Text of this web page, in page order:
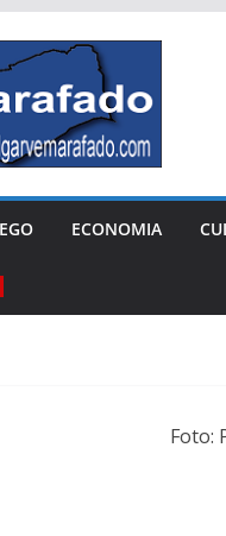
ECONOMIA
Foto: